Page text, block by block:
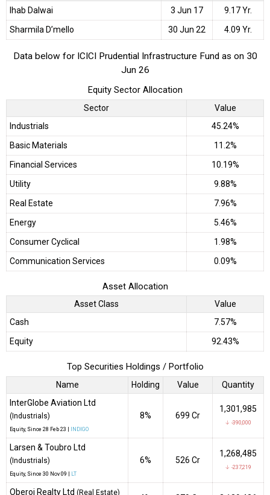
Ihab Dalwai
3 Jun 17
9.17 Yr.
Sharmila D’mello
30 Jun 22 4.09 Yr.
Data below for ICICI Prudential Infrastructure Fund as on 30
Jun 26
Equity Sector Allocation
Sector
Value
Industrials
45.24%
Basic Materials
11.2%
Financial Services
10.19%
Utility
9.88%
Real Estate
7.96%
Energy
5.46%
Consumer Cyclical
1.98%
Communication Services
0.09%
Asset Allocation
Asset Class
Value
Cash
7.57%
Equity
92.43%
Top Securities Holdings / Portfolio
Name Holding Value
Quantity
InterGlobe Aviation Ltd
(Industrials)
Equity , Since 28 Feb 23 | INDIGO
8% ₹699 Cr
1,301,985
↓ -390,000
Larsen & Toubro Ltd
(Industrials)
Equity , Since 30 Nov 09 | LT
6% ₹526 Cr
1,268,485
↓ -237,219
Oberoi Realty Ltd (Real Estate)